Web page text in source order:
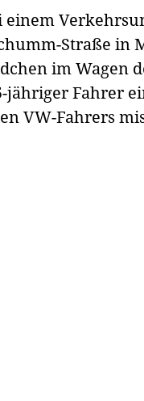
Straße in
im Wagen
jähriger Fahrer
VW-Fahrers